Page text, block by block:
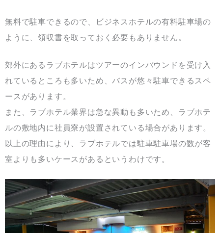
無料で駐車できるので、ビジネスホテルの有料駐車場の
ように、領収書を取っておく必要もありません。
郊外にあるラブホテルはツアーのインバウンドを受け入
れているところも多いため、バスが悠々駐車できるスペ
ースがあります。
また、ラブホテル業界は急な異動も多いため、ラブホテ
ルの敷地内に社員寮が設置されている場合があります。
以上の理由により、ラブホテルでは駐車駐車場の数が客
室よりも多いケースがあるというわけです。